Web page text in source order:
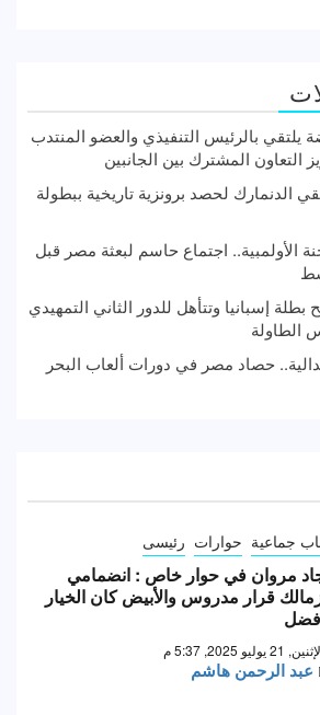
يلتقي بالرئيس التنفيذي والعضو المنتدب
الدنمارك لحصد برونزية تاريخية ببطولة
الأولمبية.. اجتماع حاسم لبعثة مصر قبل
إسبانيا وتتأهل للدور الثاني التمهيدي
الطاولة
و620 ميدالية.. حصاد مصر في دورات ألعاب البحر
جماعية حوارات رئيسى
مروان في حوار خاص : انضمامي
قرار مدروس والأبيض كان الخيار
21 يوليو 2025, 5:37 م
عبد الرحمن هاشم